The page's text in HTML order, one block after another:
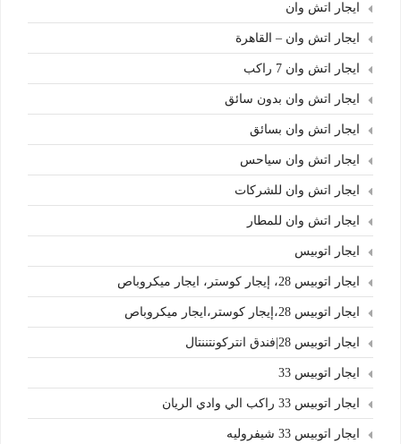
ايجار اتش وان
ايجار اتش وان – القاهرة
ايجار اتش وان 7 راكب
ايجار اتش وان بدون سائق
ايجار اتش وان بسائق
ايجار اتش وان سياحس
ايجار اتش وان للشركات
ايجار اتش وان للمطار
ايجار اتوبيس
ايجار اتوبيس 28، إيجار كوستر، ايجار ميكروباص
ايجار اتوبيس 28،إيجار كوستر،ايجار ميكروباص
ايجار اتوبيس 28|فندق انتركونتننتال
ايجار اتوبيس 33
ايجار اتوبيس 33 راكب الي وادي الريان
ايجار اتوبيس 33 شيفروليه